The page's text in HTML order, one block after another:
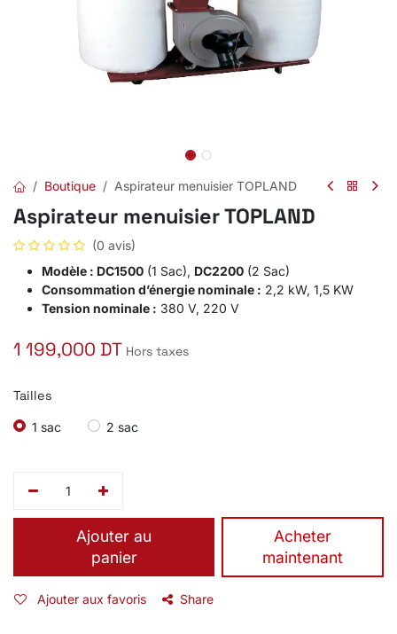
Boutique Aspirateur menuisier TOPLAND
Aspirateur menuisier TOPLAND
(0 avis)
Modèle : DC1500 (1 Sac), DC2200 (2 Sac)
Consommation d’énergie nominale : 2,2 kW, 1,5 KW
Tension nominale : 380 V, 220 V
1 199,000 DT Hors taxes
Tailles
1 sac 2 sac
Ajouter au
panier
​Acheter
maintenant
Ajouter aux favoris Share